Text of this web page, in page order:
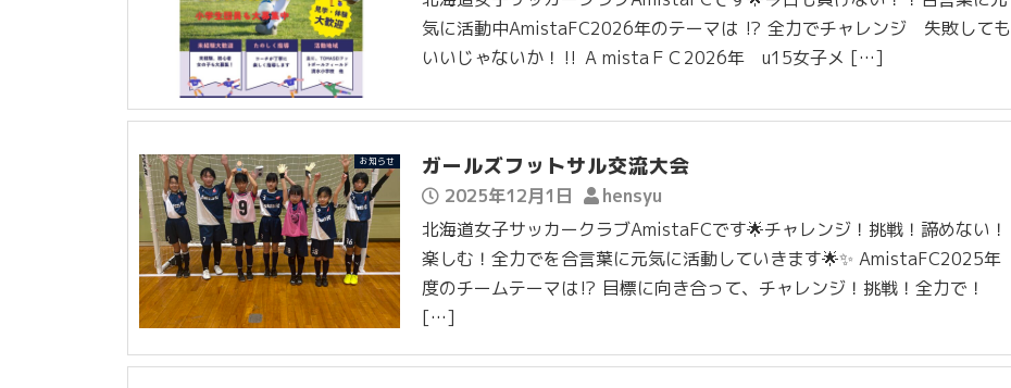
気に活動中AmistaFC2026年のテーマは ⁉️ 全力でチャレンジ 失敗しても
いいじゃないか！‼️ A mistaＦＣ2026年 u15女子メ […]
お知らせ ガールズフットサル交流大会
2025年12月1日
hensyu
北海道女子サッカークラブAmistaFCです🌟チャレンジ！挑戦！諦めない！
楽しむ！全力でを合言葉に元気に活動していきます🌟✨ AmistaFC2025年
度のチームテーマは⁉️ 目標に向き合って、チャレンジ！挑戦！全力で！
[…]